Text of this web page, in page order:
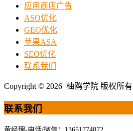
应用商店广告
ASO优化
GEO优化
苹果ASA
SEO优化
联系我们
Copyright © 2026 柚鸥学院 版权所有
联系我们